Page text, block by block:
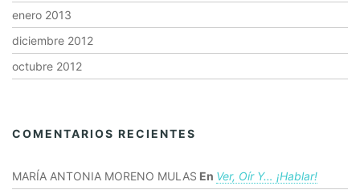
enero 2013
diciembre 2012
octubre 2012
COMENTARIOS RECIENTES
MARÍA ANTONIA MORENO MULAS En Ver, Oír Y… ¡hablar!